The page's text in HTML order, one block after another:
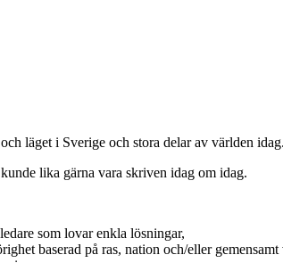
läget i Sverige och stora delar av världen idag.
lika gärna vara skriven idag om idag.
som lovar enkla lösningar,
baserad på ras, nation och/eller